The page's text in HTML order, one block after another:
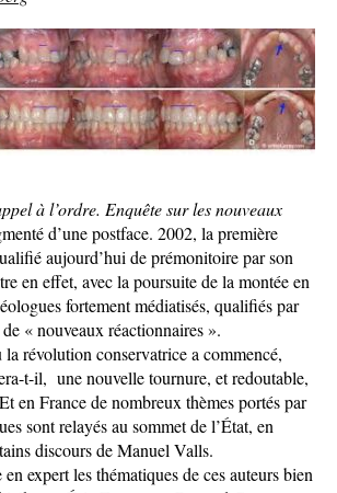
à l’ordre. Enquête sur les nouveaux
d’une postface. 2002, la première
aujourd’hui de prémonitoire par son
en effet, avec la poursuite de la montée en
fortement médiatisés, qualifiés par
« nouveaux réactionnaires ».
révolution conservatrice a commencé,
t-il, une nouvelle tournure, et redoutable,
en France de nombreux thèmes portés par
sont relayés au sommet de l’État, en
discours de Manuel Valls.
expert les thématiques de ces auteurs bien